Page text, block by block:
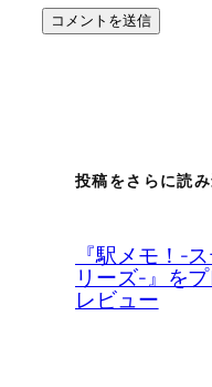
投稿をさらに読
『駅メモ！-
リーズ-』を
レビュー